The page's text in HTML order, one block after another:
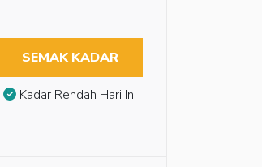
SEMAK KADAR
Kadar Rendah Hari Ini